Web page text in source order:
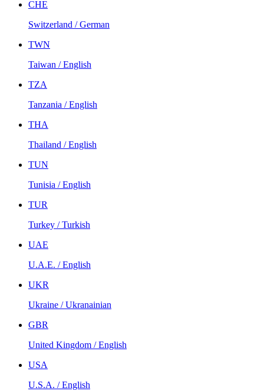
CHE
Switzerland / German
TWN
Taiwan / English
TZA
Tanzania / English
THA
Thailand / English
TUN
Tunisia / English
TUR
Turkey / Turkish
UAE
U.A.E. / English
UKR
Ukraine / Ukranainian
GBR
United Kingdom / English
USA
U.S.A. / English